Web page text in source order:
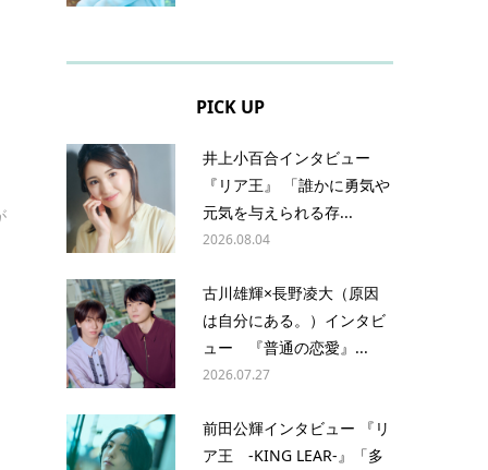
PICK UP
井上小百合インタビュー
『リア王』 「誰かに勇気や
元気を与えられる存...
2026.08.04
古川雄輝×長野凌大（原因
は自分にある。）インタビ
ュー 『普通の恋愛』...
2026.07.27
前田公輝インタビュー 『リ
ア王 -KING LEAR-』「多